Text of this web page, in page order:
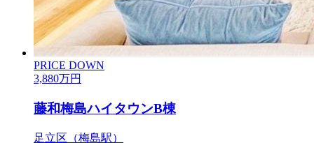
PRICE DOWN
3,880万円
藤和梅島ハイタウンB棟
足立区（梅島駅）